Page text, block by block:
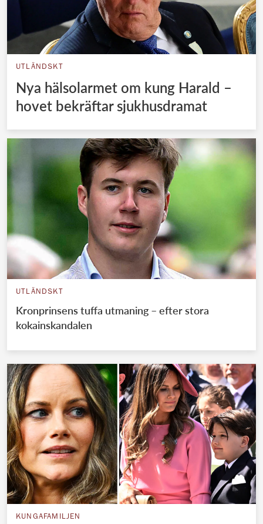
UTLÄNDSKT
Nya hälsolarmet om kung Harald –
hovet bekräftar sjukhusdramat
UTLÄNDSKT
Kronprinsens tuffa utmaning – efter stora
kokainskandalen
KUNGAFAMILJEN